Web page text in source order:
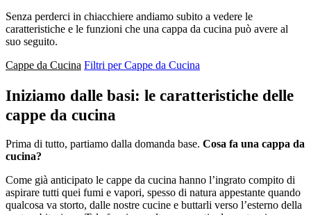
Senza perderci in chiacchiere andiamo subito a vedere le
caratteristiche e le funzioni che una cappa da cucina può avere al
suo seguito.
Cappe da Cucina Filtri per Cappe da Cucina
Iniziamo dalle basi: le caratteristiche delle
cappe da cucina
Prima di tutto, partiamo dalla domanda base. Cosa fa una cappa da
cucina?
Come già anticipato le cappe da cucina hanno l’ingrato compito di
aspirare tutti quei fumi e vapori, spesso di natura appestante quando
qualcosa va storto, dalle nostre cucine e buttarli verso l’esterno della